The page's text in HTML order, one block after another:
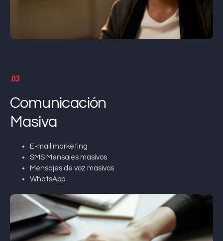
.03
Comunicación
Masiva
E-mail marketing
SMS Mensajes masivos
Mensajes de voz masivos
WhatsApp